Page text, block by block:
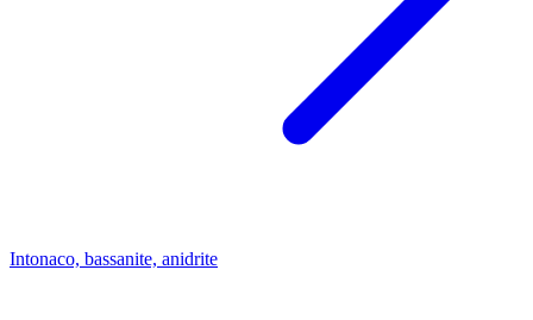
Intonaco, bassanite, anidrite